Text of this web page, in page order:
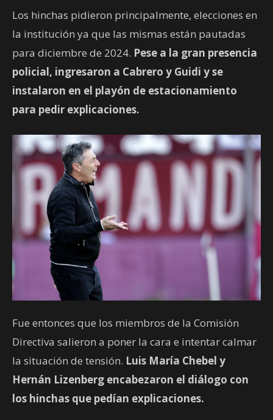
Los hinchas pidieron principalmente, elecciones en
la institución ya que las mismas están pautadas
para diciembre de 2024. Pese a la gran presencia
policial, ingresaron a Cabrero y Guidi y se
instalaron en el playón de estacionamiento
para pedir explicaciones.
Fue entonces que los miembros de la Comisión
Directiva salieron a poner la cara e intentar calmar
la situación de tensión. Luis María Chebel y
Hernán Lizenberg encabezaron el diálogo con
los hinchas que pedían explicaciones.